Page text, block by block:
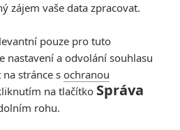
zájem vaše data zpracovat.
pouze pro tuto
nastavení a odvolání souhlasu
stránce s ochranou
na tlačítko Správa
rohu.